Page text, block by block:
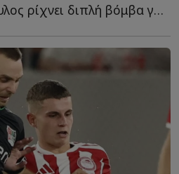
Ο Κωστής Ραπτόπουλος ρίχνει διπλή βόμβα για τον Φώτη Ι...